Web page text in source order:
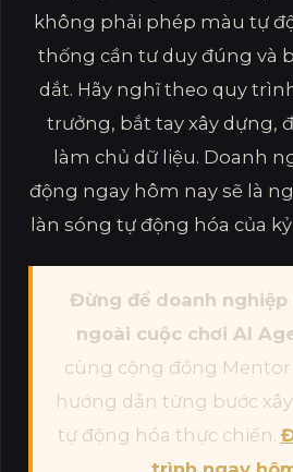
không phải phép màu tự
thống cần tư duy đúng và
dắt. Hãy nghĩ theo quy
trưởng, bắt tay xây dựng,
làm chủ dữ liệu. Doanh
động ngay hôm nay sẽ là
làn sóng tự động hóa của
Đừng để doanh nghiệp
ngoài cuộc chơi AI
cùng cộng đồng Mentor
hướng dẫn từng bước
tự động hóa thực chiến.